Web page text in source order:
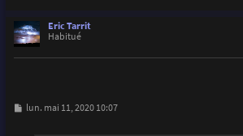
Eric Tarrit
Habitué
Mlun. mai 11, 2020 10:07